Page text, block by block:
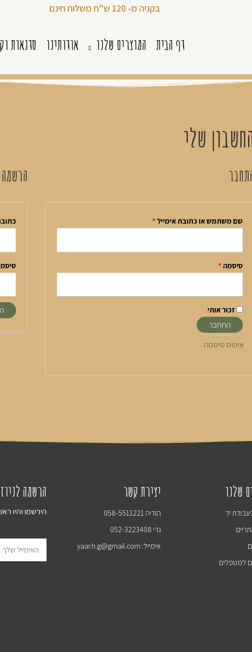
בקניה מ- 120 ש"ח משלוח חינם
דף הבית המוצרים שלנו אודותינו סדנאות
שלי
שם משתמש או כתובת אימייל *
סיסמה *
זכור אותי
התחבר
איפוס סיסמה
הרשמה
שלנו
יד
למטפלים
יצירת קשר
הודיה 058-5511221
גדי 052-3223408
אימייל: yaar.h.g@gmail.com
הרשמה
הירשמו והיו